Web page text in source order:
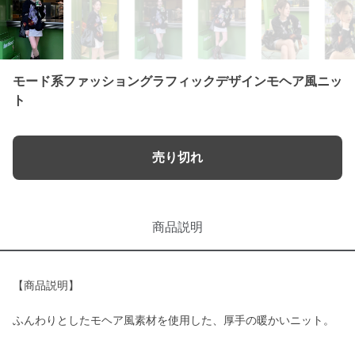
モード系ファッショングラフィックデザインモヘア風ニッ
ト
売り切れ
商品説明
【商品説明】
ふんわりとしたモヘア風素材を使用した、厚手の暖かいニット。